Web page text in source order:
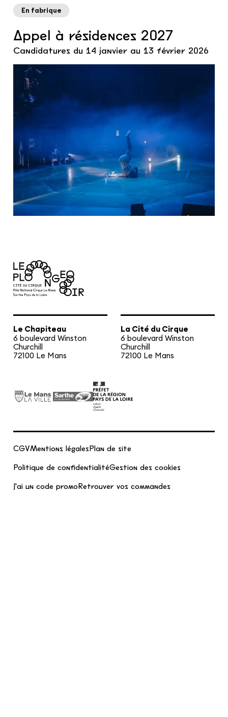
En fabrique
Appel à résidences 2027
Candidatures du 14 janvier au 13 février 2026
Le Chapiteau
6 boulevard Winston
Churchill
72100 Le Mans
La Cité du Cirque
6 boulevard Winston
Churchill
72100 Le Mans
CGVMentions légalesPlan de site
Politique de confidentialitéGestion des cookies
J'ai un code promoRetrouver vos commandes